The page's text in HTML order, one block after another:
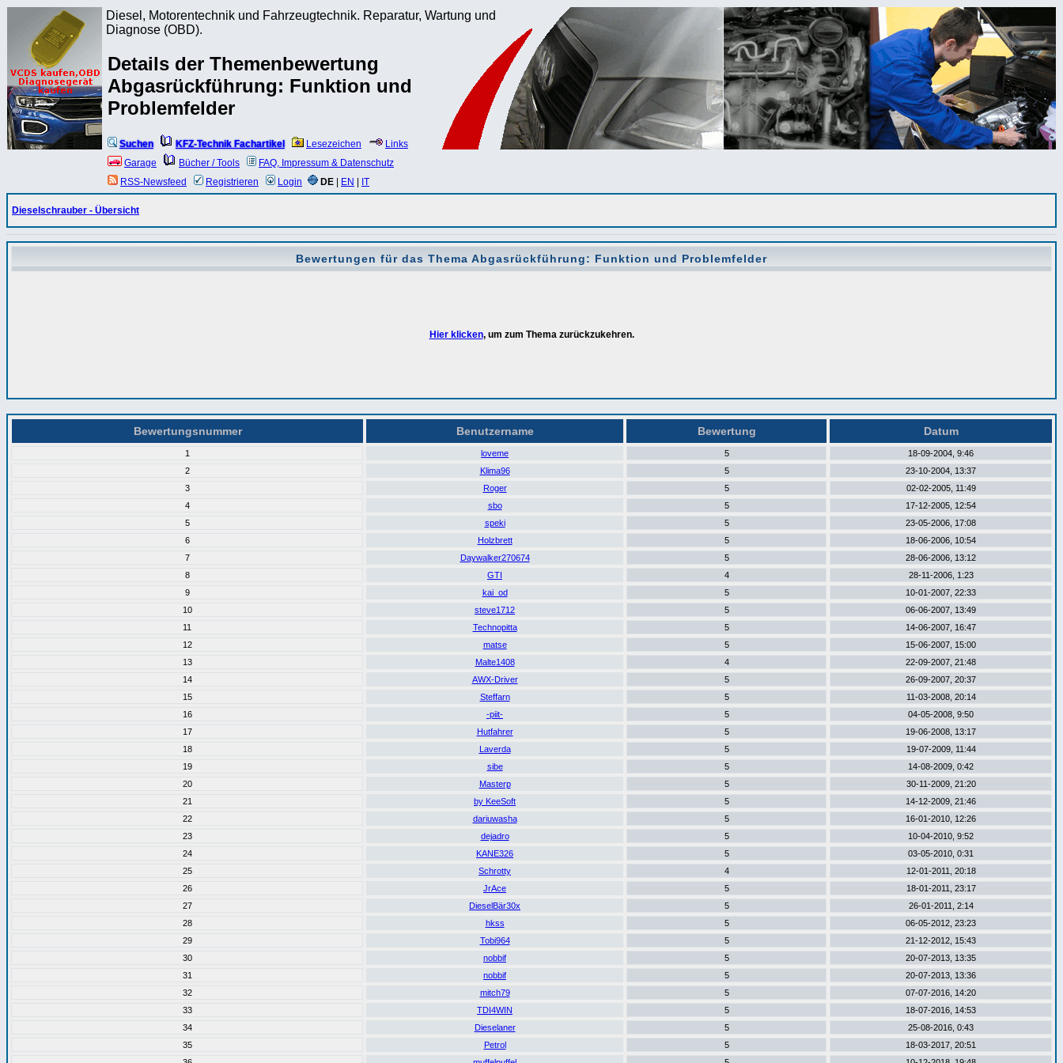
Diesel, Motorentechnik und Fahrzeugtechnik. Reparatur, Wartung und
Diagnose (OBD).
Details der Themenbewertung
Abgasrückführung: Funktion und
Problemfelder
Suchen KFZ-Technik Fachartikel Lesezeichen
Links
Garage
Bücher / Tools
FAQ, Impressum & Datenschutz
RSS-Newsfeed
Registrieren Login DE EN IT
Dieselschrauber - Übersicht
Bewertungen für das Thema Abgasrückführung: Funktion und Problemfelder
Hier klicken, um zum Thema zurückzukehren.
Bewertungsnummer Benutzername Bewertung Datum
1 loveme 5
18-09-2004, 9:46
2
Klima96 5
23-10-2004, 13:37
3
Roger 5
02-02-2005, 11:49
4
sbo 5
17-12-2005, 12:54
5
speki 5
23-05-2006, 17:08
6
Holzbrett 5
18-06-2006, 10:54
7
Daywalker270674 5
28-06-2006, 13:12
8
GTI 4
28-11-2006, 1:23
9
kai_od 5
10-01-2007, 22:33
10
steve1712 5
06-06-2007, 13:49
11
Technopitta 5
14-06-2007, 16:47
12
matse 5
15-06-2007, 15:00
13
Malte1408 4
22-09-2007, 21:48
14
AWX-Driver 5
26-09-2007, 20:37
15
Steffarn 5
11-03-2008, 20:14
16
-piit- 5
04-05-2008, 9:50
17
Hutfahrer 5
19-06-2008, 13:17
18
Laverda 5
19-07-2009, 11:44
19
sibe 5
14-08-2009, 0:42
20
Masterp 5
30-11-2009, 21:20
21
by KeeSoft 5
14-12-2009, 21:46
22
dariuwasha 5
16-01-2010, 12:26
23
dejadro 5
10-04-2010, 9:52
24
KANE326 5
03-05-2010, 0:31
25
Schrotty 4
12-01-2011, 20:18
26
JrAce 5
18-01-2011, 23:17
27
DieselBär30x 5
26-01-2011, 2:14
28
hkss 5
06-05-2012, 23:23
29
Tobi964 5
21-12-2012, 15:43
30
nobbif 5
20-07-2013, 13:35
31
nobbif 5
20-07-2013, 13:36
32
mitch79 5
07-07-2016, 14:20
33
TDI4WIN 5
18-07-2016, 14:53
34
Dieselaner 5
25-08-2016, 0:43
35
Petrol 5
18-03-2017, 20:51